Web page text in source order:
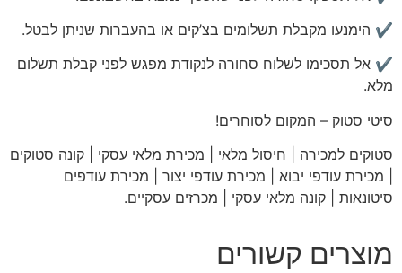
✔️ הימנעו מקבלת תשלומים בצ’קים או בהעברות שניתן לבטל.
✔️ אל תסכימו לשלוח סחורה לנקודת מפגש לפני קבלת תשלום
מלא.
סיטי סטוק – המקום לסוחרים!
סטוקים למכירה | חיסול מלאי | מכירת מלאי עסקי | קונה סטוקים
| מכירת עודפי יבוא | מכירת עודפי יצור | מכירת עודפים
סיטונאות | קונה מלאי עסקי | מכרזים עסקיים.
מוצרים קשורים